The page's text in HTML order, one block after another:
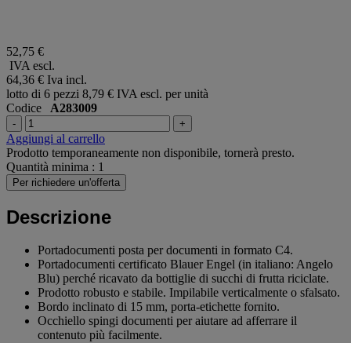
52,75 €
IVA escl.
64,36 € Iva incl.
lotto di 6 pezzi 8,79 € IVA escl. per unità
Codice A283009
- +
Aggiungi al carrello
Prodotto temporaneamente non disponibile, tornerà presto.
Quantità minima : 1
Per richiedere un'offerta
Descrizione
Portadocumenti posta per documenti in formato C4.
Portadocumenti certificato Blauer Engel (in italiano: Angelo
Blu) perché ricavato da bottiglie di succhi di frutta riciclate.
Prodotto robusto e stabile. Impilabile verticalmente o sfalsato.
Bordo inclinato di 15 mm, porta-etichette fornito.
Occhiello spingi documenti per aiutare ad afferrare il
contenuto più facilmente.